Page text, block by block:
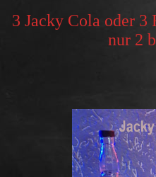
3 Jacky Cola oder 3
nur 2